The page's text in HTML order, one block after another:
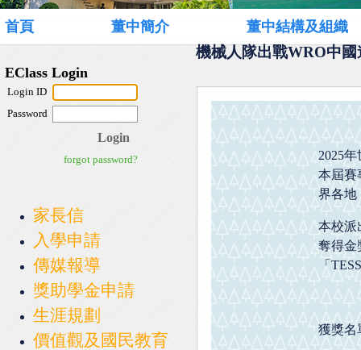
首頁 董中簡介 董中結構及組織
家長信
入學申請
傳媒報導
獎助學金申請
生涯規劃
價值觀及國民教育
機械人隊出戰WRO中
2025
本屆賽
界各地
本校派
奪得金
「
獲獎名